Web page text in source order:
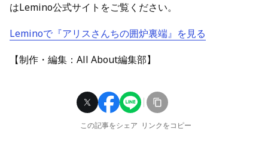
はLemino公式サイトをご覧ください。
Leminoで『アリスさんちの囲炉裏端』を見る
【制作・編集：All About編集部】
この記事をシェア リンクをコピー